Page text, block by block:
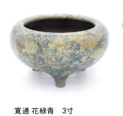
寛通 花緑青 3寸